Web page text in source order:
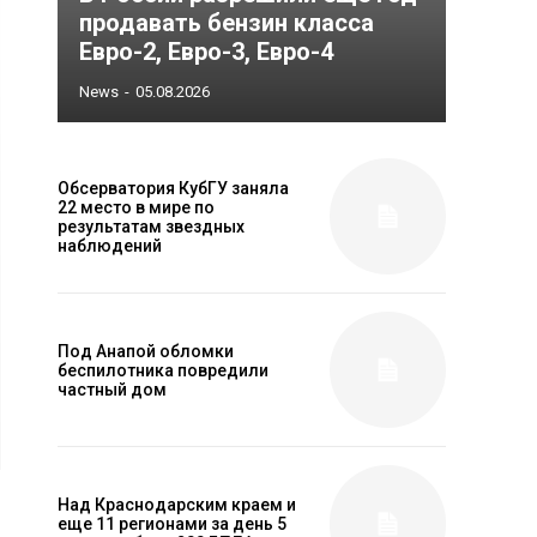
продавать бензин класса
Евро-2, Евро-3, Евро-4
News - 05.08.2026
Обсерватория КубГУ заняла
22 место в мире по
результатам звездных
наблюдений
Под Анапой обломки
беспилотника повредили
частный дом
Над Краснодарским краем и
еще 11 регионами за день 5